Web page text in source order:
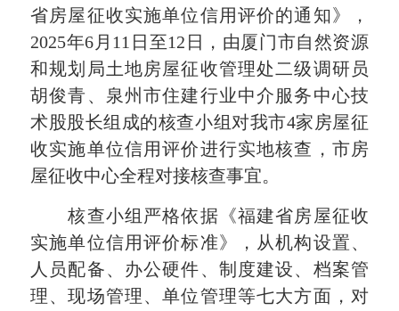
省房屋征收实施单位信用评价的通知》，
2025年6月11日至12日，由厦门市自然资源
和规划局土地房屋征收管理处二级调研员
胡俊青、泉州市住建行业中介服务中心技
术股股长组成的核查小组对我市4家房屋征
收实施单位信用评价进行实地核查，市房
屋征收中心全程对接核查事宜。
核查小组严格依据《福建省房屋征收
实施单位信用评价标准》，从机构设置、
人员配备、办公硬件、制度建设、档案管
理、现场管理、单位管理等七大方面，对